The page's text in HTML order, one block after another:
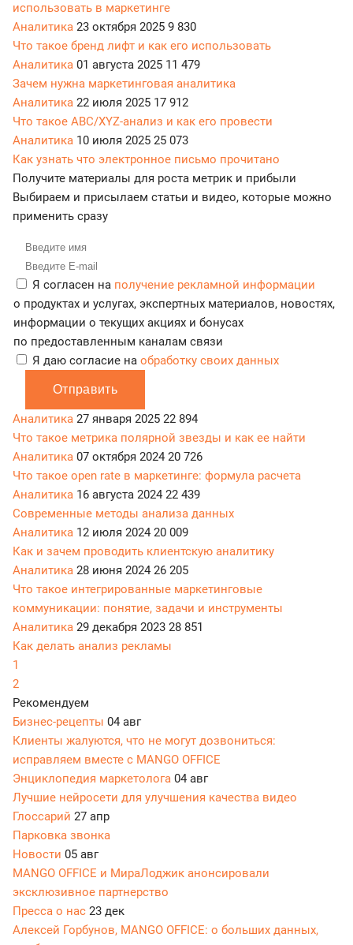
использовать в маркетинге
Аналитика 23 октября 2025 9 830
Что такое бренд лифт и как его использовать
Аналитика 01 августа 2025 11 479
Зачем нужна маркетинговая аналитика
Аналитика 22 июля 2025 17 912
Что такое ABC/XYZ-анализ и как его провести
Аналитика 10 июля 2025 25 073
Как узнать что электронное письмо прочитано
Получите материалы для роста метрик и прибыли
Выбираем и присылаем статьи и видео, которые можно
применить сразу
Я согласен на получение рекламной информации
о продуктах и услугах, экспертных материалов, новостях,
информации о текущих акциях и бонусах
по предоставленным каналам связи
Я даю согласие на обработку своих данных
Отправить
Аналитика 27 января 2025 22 894
Что такое метрика полярной звезды и как ее найти
Аналитика 07 октября 2024 20 726
Что такое open rate в маркетинге: формула расчета
Аналитика 16 августа 2024 22 439
Современные методы анализа данных
Аналитика 12 июля 2024 20 009
Как и зачем проводить клиентскую аналитику
Аналитика 28 июня 2024 26 205
Что такое интегрированные маркетинговые
коммуникации: понятие, задачи и инструменты
Аналитика 29 декабря 2023 28 851
Как делать анализ рекламы
1
2
Рекомендуем
Бизнес-рецепты 04 авг
Клиенты жалуются, что не могут дозвониться:
исправляем вместе с MANGO OFFICE
Энциклопедия маркетолога 04 авг
Лучшие нейросети для улучшения качества видео
Глоссарий 27 апр
Парковка звонка
Новости 05 авг
MANGO OFFICE и МираЛоджик анонсировали
эксклюзивное партнерство
Пресса о нас 23 дек
Алексей Горбунов, MANGO OFFICE: о больших данных,